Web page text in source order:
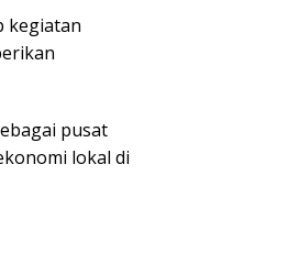
kegiatan
pusat
lokal di